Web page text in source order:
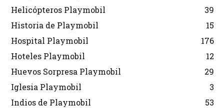
Helicópteros Playmobil
39
Historia de Playmobil
15
Hospital Playmobil
176
Hoteles Playmobil
12
Huevos Sorpresa Playmobil
29
Iglesia Playmobil
3
Indios de Playmobil
53